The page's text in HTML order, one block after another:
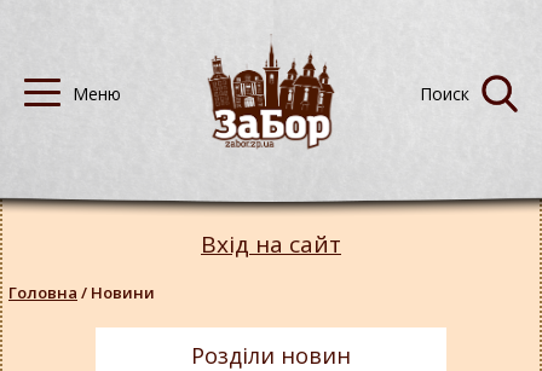
Вхід на сайт
Головна / Новини
Розділи новин